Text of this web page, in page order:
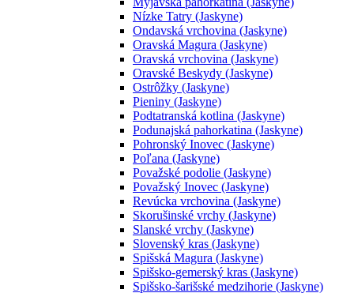
Nízke Tatry (Jaskyne)
Ondavská vrchovina (Jaskyne)
Oravská Magura (Jaskyne)
Oravská vrchovina (Jaskyne)
Oravské Beskydy (Jaskyne)
Ostrôžky (Jaskyne)
Pieniny (Jaskyne)
Podtatranská kotlina (Jaskyne)
Podunajská pahorkatina (Jaskyne)
Pohronský Inovec (Jaskyne)
Poľana (Jaskyne)
Považské podolie (Jaskyne)
Považský Inovec (Jaskyne)
Revúcka vrchovina (Jaskyne)
Skorušinské vrchy (Jaskyne)
Slanské vrchy (Jaskyne)
Slovenský kras (Jaskyne)
Spišská Magura (Jaskyne)
Spišsko-gemerský kras (Jaskyne)
Spišsko-šarišské medzihorie (Jaskyne)